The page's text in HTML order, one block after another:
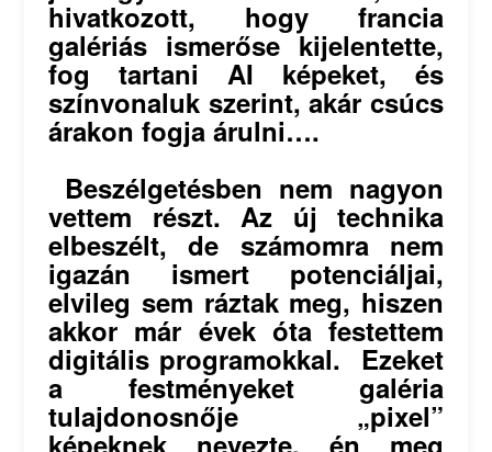
hivatkozott, hogy francia
galériás ismerőse kijelentette,
fog tartani AI képeket, és
színvonaluk szerint, akár csúcs
árakon fogja árulni….
Beszélgetésben nem nagyon
vettem részt. Az új technika
elbeszélt, de számomra nem
igazán ismert potenciáljai,
elvileg sem ráztak meg, hiszen
akkor már évek óta festettem
digitális programokkal. Ezeket
a festményeket galéria
tulajdonosnője „pixel”